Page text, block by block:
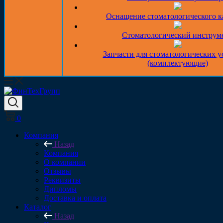
Оснащение стоматологического
Стоматологический
Запчасти для стоматологических
(комплектующие)
0
Компания
Назад
Компания
О компании
Отзывы
Реквизиты
Дипломы
Доставка и оплата
Каталог
Назад